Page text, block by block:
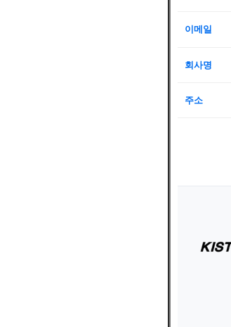
이메일
회사명
주소